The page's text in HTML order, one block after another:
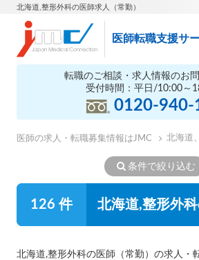
北海道,整形外科の医師求人（常勤）
医師転職支援サ
転職のご相談・求人情報のお
受付時間：平日/10:00～
0120-940-
医師の求人・転職募集情報はJMC 北海道
条件で絞り込む
126 件 北海道,整形外
北海道,整形外科の医師（常勤）の求人・